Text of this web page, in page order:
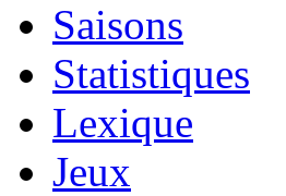
Saisons
Statistiques
Lexique
Jeux